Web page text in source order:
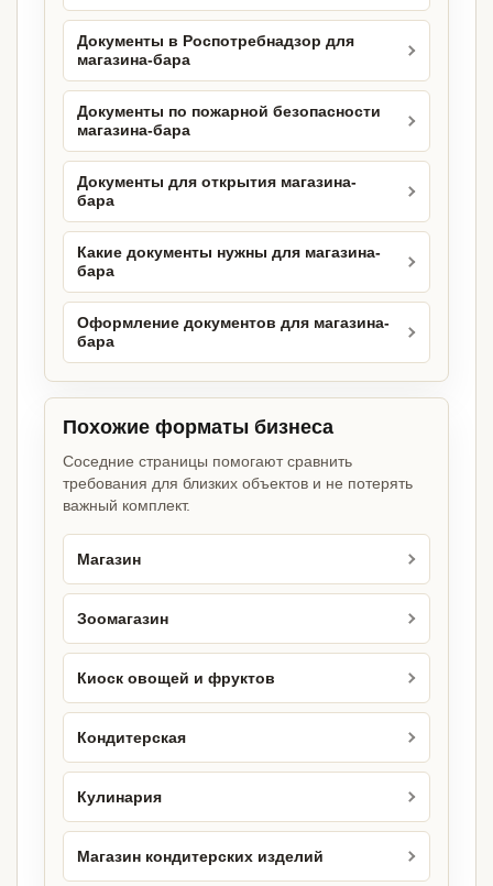
Документы в Роспотребнадзор для
магазина-бара
Документы по пожарной безопасности
магазина-бара
Документы для открытия магазина-
бара
Какие документы нужны для магазина-
бара
Оформление документов для магазина-
бара
Похожие форматы бизнеса
Соседние страницы помогают сравнить
требования для близких объектов и не потерять
важный комплект.
Магазин
Зоомагазин
Киоск овощей и фруктов
Кондитерская
Кулинария
Магазин кондитерских изделий